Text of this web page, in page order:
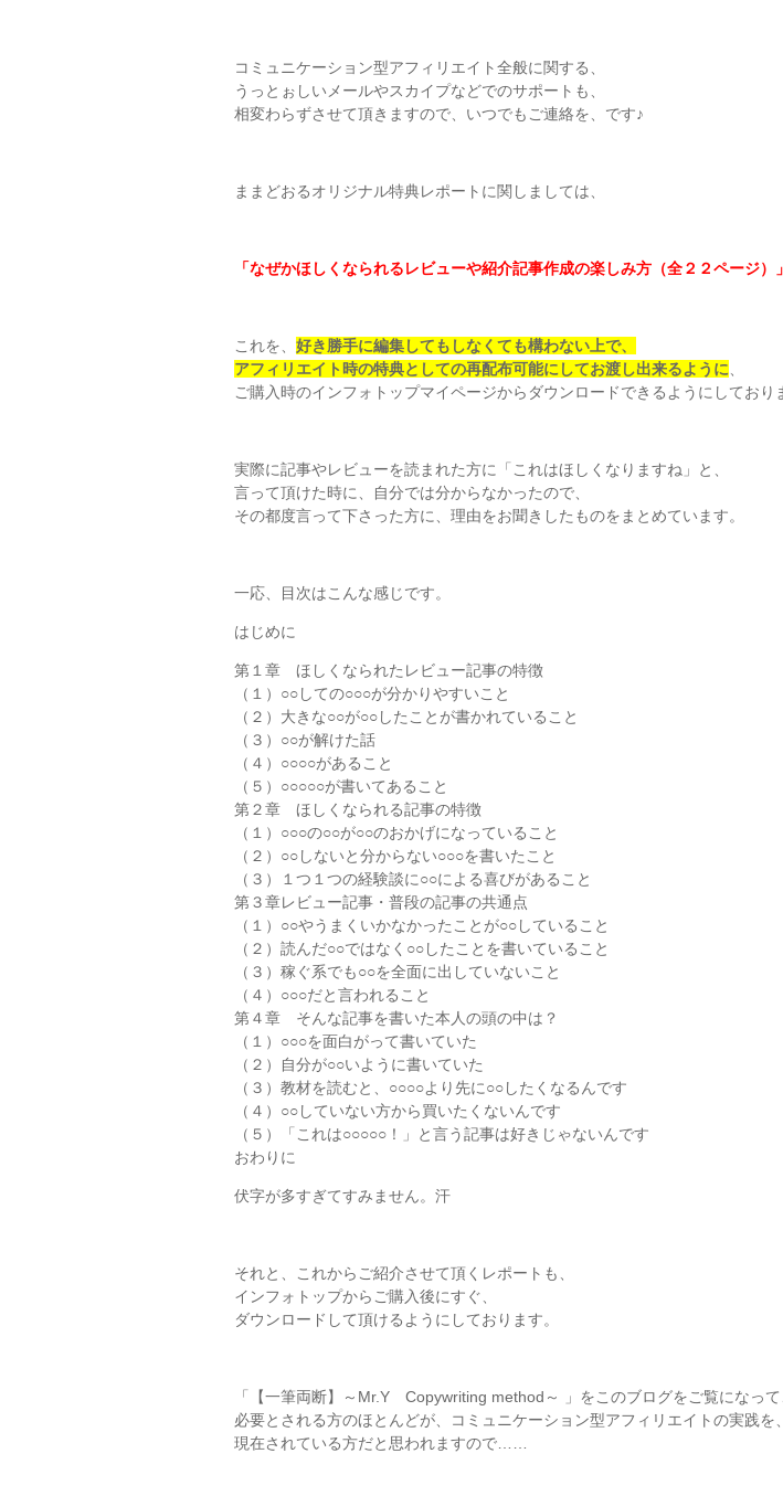
コミュニケーション型アフィリエイト全般に関する、
うっとぉしいメールやスカイプなどでのサポートも、
相変わらずさせて頂きますので、いつでもご連絡を、です♪
ままどおるオリジナル特典レポートに関しましては、
「なぜかほしくなられるレビューや紹介記事作成の楽しみ方（全２２ページ）」
これを、 好き勝手に編集してもしなくても構わない上で、
アフィリエイト時の特典としての再配布可能にしてお渡し出来るように
ご購入時のインフォトップマイページからダウンロードできるようにしており
実際に記事やレビューを読まれた方に「これはほしくなりますね」と、
言って頂けた時に、自分では分からなかったので、
その都度言って下さった方に、理由をお聞きしたものをまとめています。
一応、目次はこんな感じです。
はじめに
第１章 ほしくなられたレビュー記事の特徴
（１）○○しての○○○が分かりやすいこと
（２）大きな○○が○○したことが書かれていること
（３）○○が解けた話
（４）○○○○があること
（５）○○○○○が書いてあること
第２章 ほしくなられる記事の特徴
（１）○○○の○○が○○のおかげになっていること
（２）○○しないと分からない○○○を書いたこと
（３）１つ１つの経験談に○○による喜びがあること
第３章レビュー記事・普段の記事の共通点
（１）○○やうまくいかなかったことが○○していること
（２）読んだ○○ではなく○○したことを書いていること
（３）稼ぐ系でも○○を全面に出していないこと
（４）○○○だと言われること
第４章 そんな記事を書いた本人の頭の中は？
（１）○○○を面白がって書いていた
（２）自分が○○いように書いていた
（３）教材を読むと、○○○○より先に○○したくなるんです
（４）○○していない方から買いたくないんです
（５）「これは○○○○○！」と言う記事は好きじゃないんです
おわりに
伏字が多すぎてすみません。汗
それと、これからご紹介させて頂くレポートも、
インフォトップからご購入後にすぐ、
ダウンロードして頂けるようにしております。
「【一筆両断】～Mr.Y Copywriting method～ 」をこのブログをご覧になって
必要とされる方のほとんどが、コミュニケーション型アフィリエイトの実践を、
現在されている方だと思われますので……